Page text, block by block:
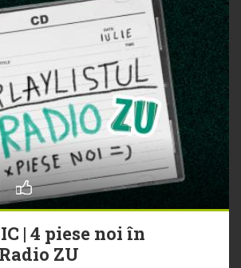
| 4 piese noi în
ZU